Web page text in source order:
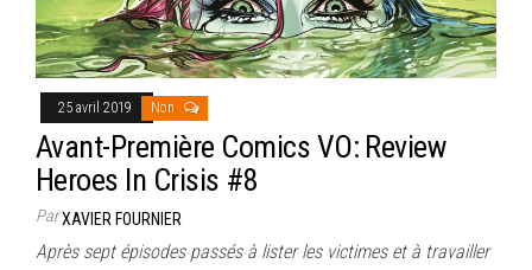
25 avril 2019 Non
Avant-Première Comics VO: Review
Heroes In Crisis #8
ParXAVIER FOURNIER
Après sept épisodes passés à lister les victimes et à travailler